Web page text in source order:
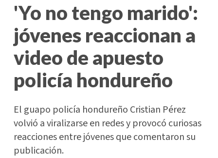
'Yo no tengo marido':
jóvenes reaccionan a
video de apuesto
policía hondureño
El guapo policía hondureño Cristian Pérez
volvió a viralizarse en redes y provocó curiosas
reacciones entre jóvenes que comentaron su
publicación.